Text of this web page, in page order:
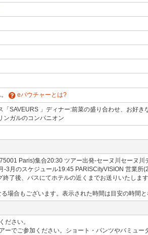
eバウチャーとは?
SAVEURS 」ディナー:前菜の盛り合わせ、お好き
ンガルのコンパニオン
Paris)集合20:30 ツアー出発-セーヌ川セーヌ
3月のスケジュール19:45 PARISCityVISION 営業
了後、バスにてホテルの近くまでお送りいたしま
場合もございます。表示された時間は目安の時間と
ださい。
でご参加ください。ショート・パンツやバミュー